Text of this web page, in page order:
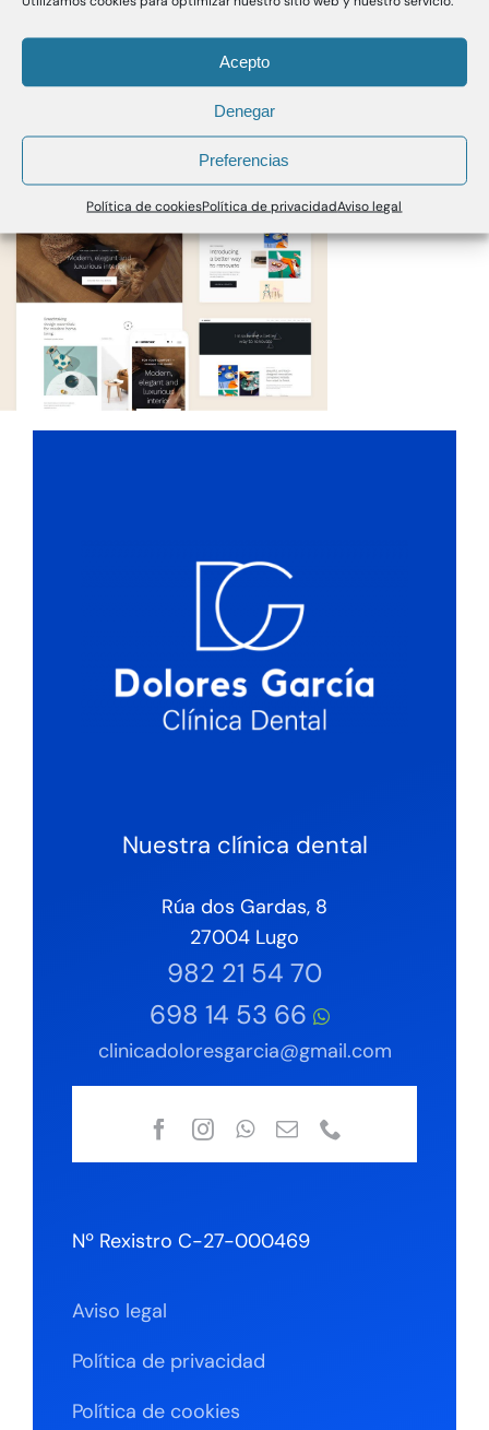
Acepto
Denegar
Preferencias
Política de cookiesPolítica de privacidadAviso legal
Nuestra clínica dental
Rúa dos Gardas, 8
27004 Lugo
982 21 54 70
698 14 53 66
clinicadoloresgarcia@gmail.com
Nº Rexistro C-27-000469
Aviso legal
Política de privacidad
Política de cookies